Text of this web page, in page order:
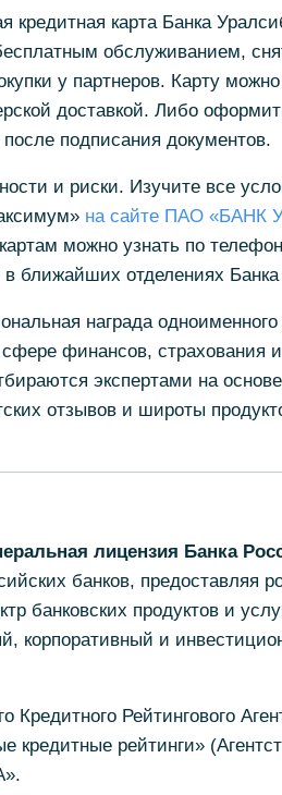
карта Банка
обслуживанием,
у партнеров. Карту можно
доставкой. Либо
подписания документов.
и риски. Изучите все
на сайте ПАО «БАНК
можно узнать по
ближайших отделениях
награда
финансов, страхования
экспертами на основе
отзывов и широты
лицензия Банка
банков, предоставляя
банковских продуктов и
корпоративный и
Кредитного Рейтингового
кредитные рейтинги»